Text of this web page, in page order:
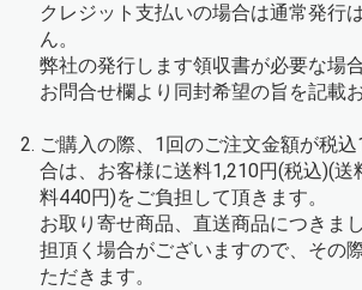
クレジット支払いの場合は通常発行
ん。
弊社の発行します領収書が必要な場
お問合せ欄より同封希望の旨を記載
ご購入の際、1回のご注文金額が税
合は、お客様に送料1,210円(税込)(送
料440円)をご負担して頂きます。
お取り寄せ商品、直送商品につきま
担頂く場合がございますので、その
ただきます。